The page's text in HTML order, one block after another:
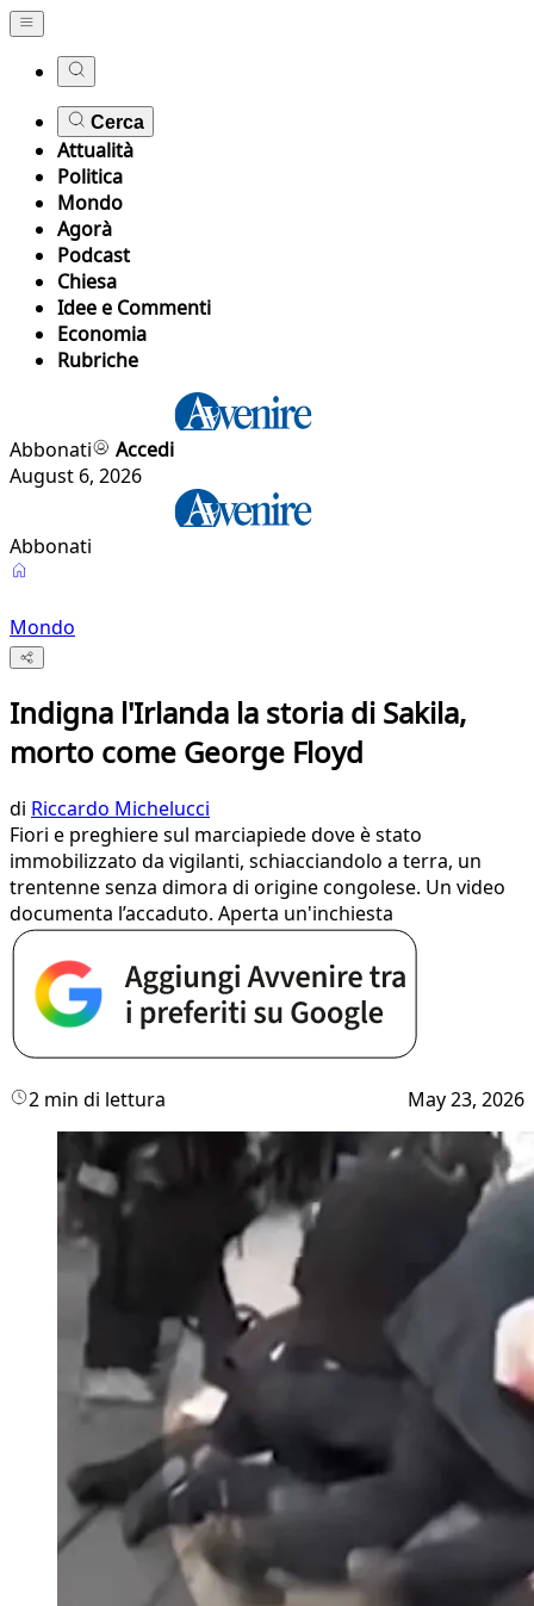
Cerca
Attualità
Politica
Mondo
Agorà
Podcast
Chiesa
Idee e Commenti
Economia
Rubriche
Abbonati
Accedi
August 6, 2026
Abbonati
Mondo
Indigna l'Irlanda la storia di Sakila,
morto come George Floyd
di Riccardo Michelucci
Fiori e preghiere sul marciapiede dove è stato
immobilizzato da vigilanti, schiacciandolo a terra, un
trentenne senza dimora di origine congolese. Un video
documenta l’accaduto. Aperta un'inchiesta
2 min di lettura May 23, 2026